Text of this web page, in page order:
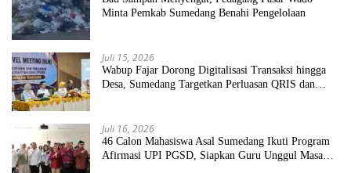
Minta Pemkab Sumedang Benahi Pengelolaan
Juli 15, 2026
Wabup Fajar Dorong Digitalisasi Transaksi hingga
Desa, Sumedang Targetkan Perluasan QRIS dan
Juli 16, 2026
46 Calon Mahasiswa Asal Sumedang Ikuti Program
Afirmasi UPI PGSD, Siapkan Guru Unggul Masa